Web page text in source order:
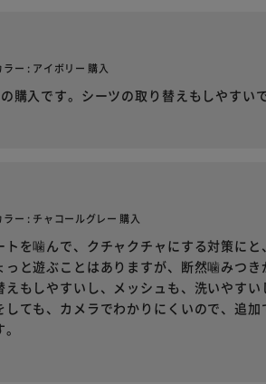
ー : アイボリー 購入
購入です。シーツの取り替えもしやすい
ー : チャコールグレー 購入
トを噛んで、クチャクチャにする対策に
っと遊ぶことはありますが、断然噛みつ
えもしやすいし、メッシュも、洗いやす
しても、カメラでわかりにくいので、追